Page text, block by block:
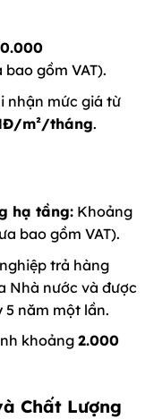
bao gồm VAT).
nhận mức giá từ
m²/tháng.
hạ tầng:Khoảng
bao gồm VAT).
trả hàng
Nhà nước và được
5 năm một lần.
khoảng2.000
Chất Lượng